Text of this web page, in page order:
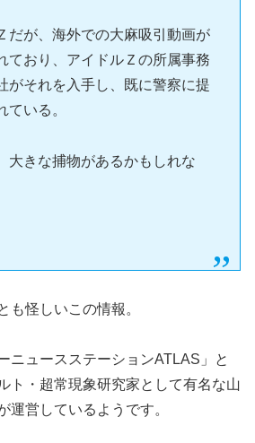
だが、海外での大麻吸引動画が
ており、アイドルＺの所属事務
がそれを入手し、既に警察に提
ている。
大きな捕物があるかもしれな
も怪しいこの情報。
ニュースステーションATLAS」と
ト・超常現象研究家として有名な山
運営しているようです。